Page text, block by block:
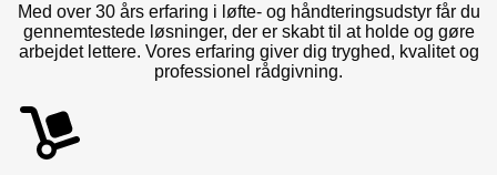
Med over 30 års erfaring i løfte- og håndteringsudstyr får du
gennemtestede løsninger, der er skabt til at holde og gøre
arbejdet lettere. Vores erfaring giver dig tryghed, kvalitet og
professionel rådgivning.